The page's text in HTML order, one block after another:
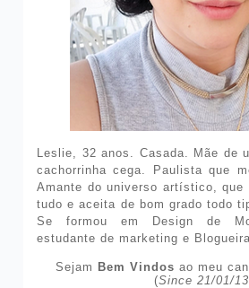
Leslie, 32 anos. Casada. Mãe de
cachorrinha cega. Paulista que
Amante do universo artístico, que
tudo e aceita de bom grado todo
Se formou em Design de
estudante de marketing e Blogueira.
Sejam Bem Vindos ao meu
(Since 21/01/13